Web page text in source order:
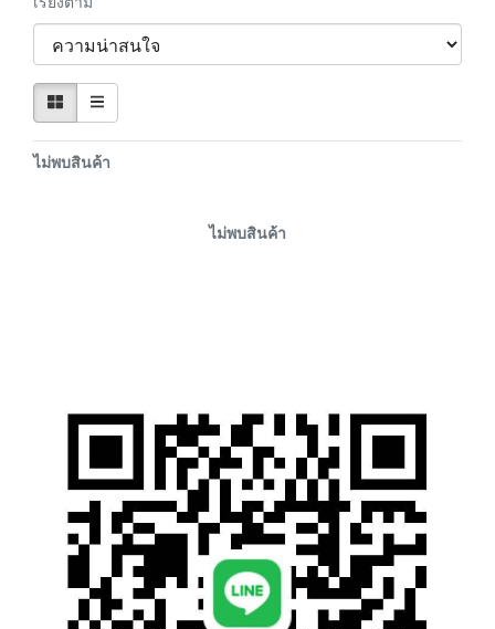
ไม่พบสินค้า
ไม่พบสินค้า